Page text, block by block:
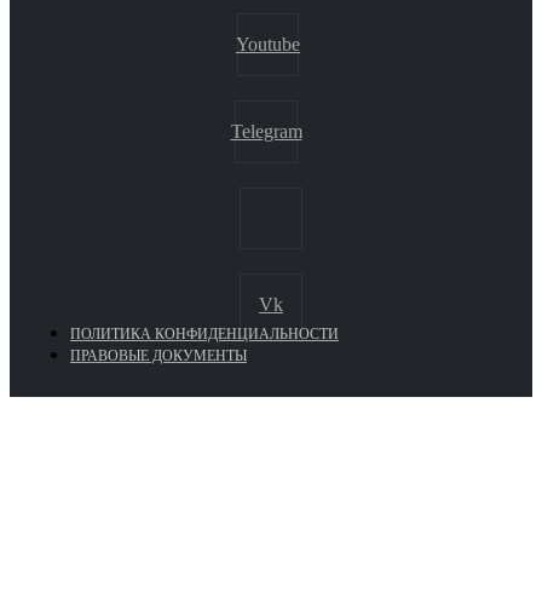
Youtube
Telegram
Vk
ПОЛИТИКА КОНФИДЕНЦИАЛЬНОСТИ
ПРАВОВЫЕ ДОКУМЕНТЫ